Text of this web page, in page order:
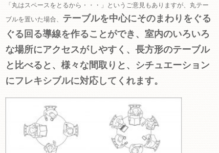
「丸はスペースをとるから・・・」というご意見もありますが、丸テー
ブルを置いた場合、 テーブルを中心にそのまわりをぐる
ぐる回る導線を作ることができ、室内のいろいろ
な場所にアクセスがしやすく、長方形のテーブル
と比べると、様々な間取りと、シチュエーション
にフレキシブルに対応してくれます。